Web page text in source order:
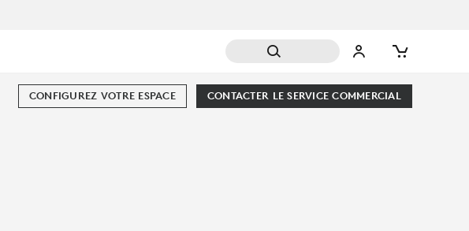
CONTACTER LE SERVICE COMMERCIAL
CONFIGUREZ VOTRE ESPACE